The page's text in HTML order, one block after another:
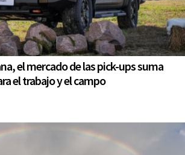
el mercado de las pick-ups suma
el trabajo y el campo